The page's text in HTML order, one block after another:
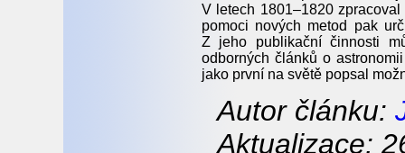
V letech 1801–1820
pomoci nových metod pak
Z jeho publikační činnosti
odborných článků o
jako první na světě popsal
Autor článku:
Aktualizace: